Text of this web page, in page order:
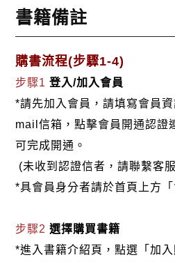
書籍備註
購書流程(步驟1-4)
步驟1登入/加入會員
*請先加入會員，請填寫會員
mail信箱，點擊會員開通認證
可完成開通。
(未收到認證信者，請聯繫客
*具會員身分者請於首頁上方
步驟2選擇購買書籍
*進入書籍介紹頁，點選「加